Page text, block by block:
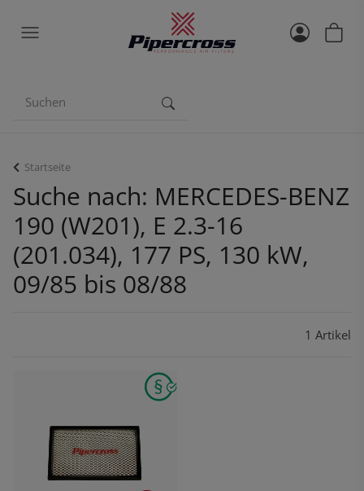
Startseite
Suche nach: MERCEDES-BENZ
190 (W201), E 2.3-16
(201.034), 177 PS, 130 kW,
09/85 bis 08/88
1 Artikel